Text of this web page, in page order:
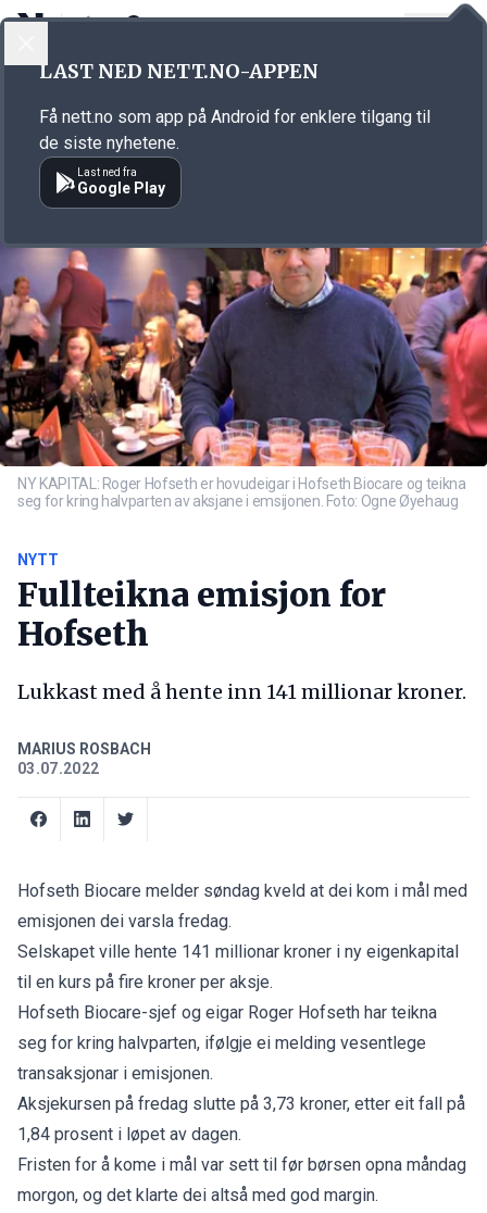
Annonsørinnhold
NY KAPITAL: Roger Hofseth er hovudeigar i Hofseth Biocare og teikna
seg for kring halvparten av aksjane i emsijonen. Foto: Ogne Øyehaug
NYTT
Fullteikna emisjon for
Hofseth
Lukkast med å hente inn 141 millionar kroner.
MARIUS ROSBACH
03.07.2022
Hofseth Biocare melder søndag kveld at dei kom i mål med
emisjonen dei varsla fredag.
Selskapet ville hente 141 millionar kroner i ny eigenkapital
til en kurs på fire kroner per aksje.
Hofseth Biocare-sjef og eigar Roger Hofseth har teikna
seg for kring halvparten, ifølgje ei melding vesentlege
transaksjonar i emisjonen.
Aksjekursen på fredag slutte på 3,73 kroner, etter eit fall på
1,84 prosent i løpet av dagen.
Fristen for å kome i mål var sett til før børsen opna måndag
morgon, og det klarte dei altså med god margin.
LAST NED NETT.NO-APPEN
Få nett.no som app på Android for enklere tilgang til
de siste nyhetene.
Last ned fra
Google Play